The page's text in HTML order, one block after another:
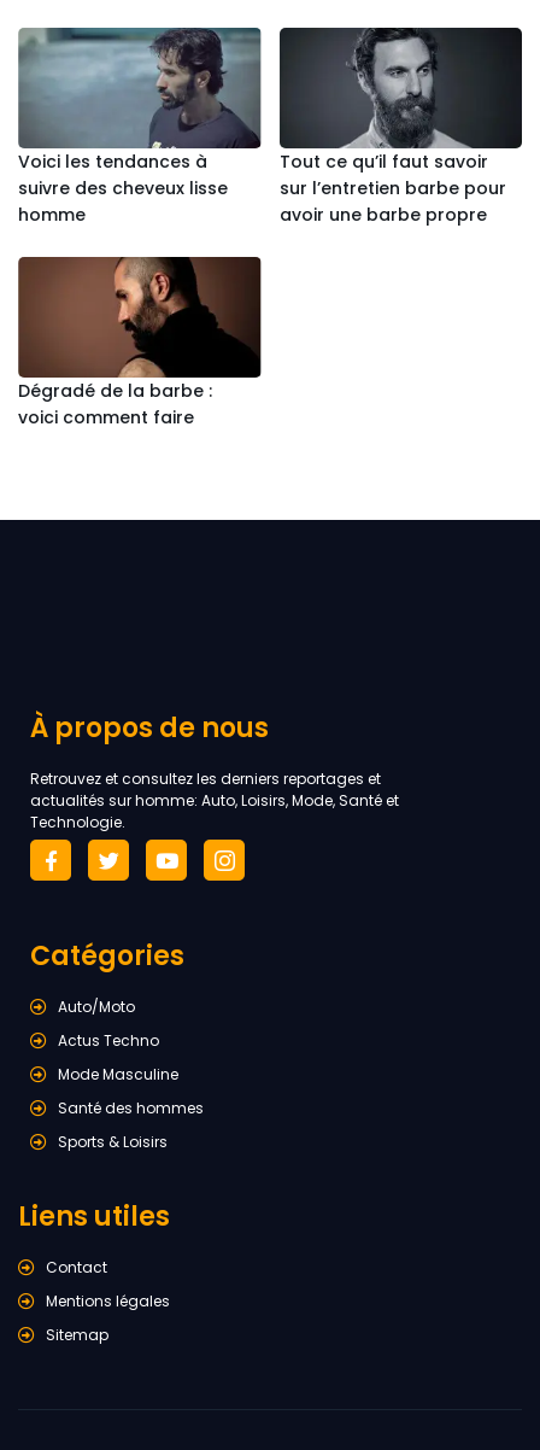
Voici les tendances à
suivre des cheveux lisse
homme
Tout ce qu’il faut savoir
sur l’entretien barbe pour
avoir une barbe propre
Dégradé de la barbe :
voici comment faire
À propos de nous
Retrouvez et consultez les derniers reportages et
actualités sur homme: Auto, Loisirs, Mode, Santé et
Technologie.
Catégories
Auto/Moto
Actus Techno
Mode Masculine
Santé des hommes
Sports & Loisirs
Liens utiles
Contact
Mentions légales
Sitemap